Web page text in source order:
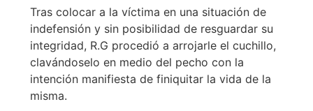
Tras colocar a la víctima en una situación de
indefensión y sin posibilidad de resguardar su
integridad, R.G procedió a arrojarle el cuchillo,
clavándoselo en medio del pecho con la
intención manifiesta de finiquitar la vida de la
misma.